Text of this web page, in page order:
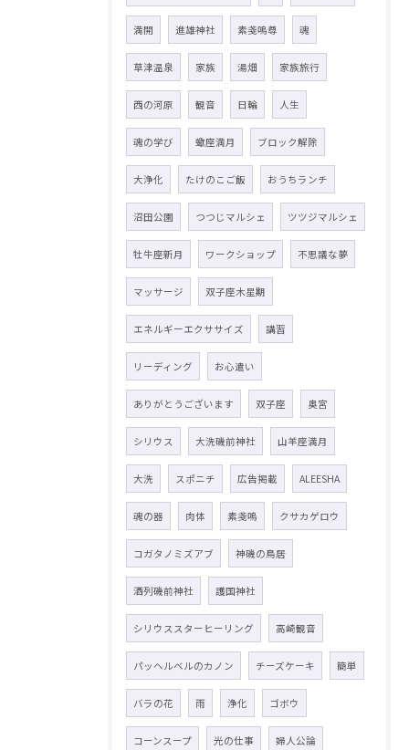
満開 進雄神社 素戔嗚尊 魂
草津温泉 家族 湯畑 家族旅行
西の河原 観音 日輪 人生
魂の学び 蠍座満月 ブロック解除
大浄化 たけのこご飯 おうちランチ
沼田公園 つつじマルシェ ツツジマルシェ
牡牛座新月 ワークショップ 不思議な夢
マッサージ 双子座木星期
エネルギーエクササイズ 講習
リーディング お心遣い
ありがとうございます 双子座 奥宮
シリウス 大洗磯前神社 山羊座満月
大洗 スポニチ 広告掲載 ALEESHA
魂の器 肉体 素戔嗚 クサカゲロウ
コガタノミズアブ 神磯の鳥居
酒列磯前神社 護国神社
シリウススターヒーリング 高崎観音
パッヘルベルのカノン チーズケーキ 簡単
バラの花 雨 浄化 ゴボウ
コーンスープ 光の仕事 婦人公論